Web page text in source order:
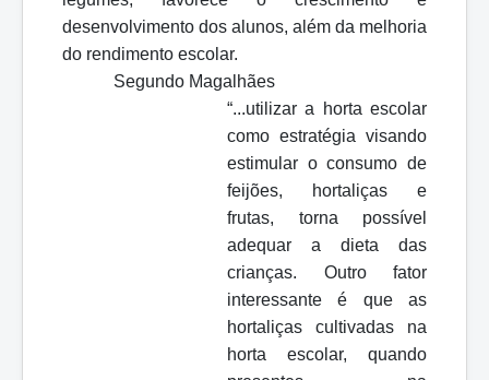
desenvolvimento dos alunos, além da melhoria
do rendimento escolar.
Segundo Magalhães
“...utilizar a horta escolar
como estratégia visando
estimular o consumo de
feijões, hortaliças e
frutas, torna possível
adequar a dieta das
crianças. Outro fator
interessante é que as
hortaliças cultivadas na
horta escolar, quando